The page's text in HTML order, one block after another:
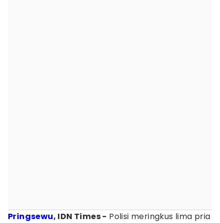
Pringsewu, IDN Times - Polisi meringkus lima pria